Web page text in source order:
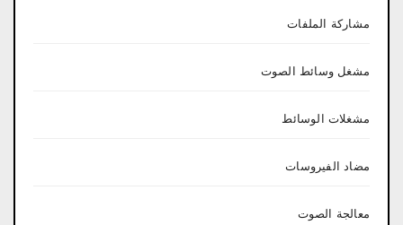
مشاركة الملفات
مشغل وسائط الصوت
مشغلات الوسائط
مضاد الفيروسات
معالجة الصوت